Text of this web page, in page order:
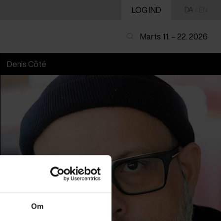
Om
LOG IND DA
Marts 11. – 22. 2026
Denis Côté